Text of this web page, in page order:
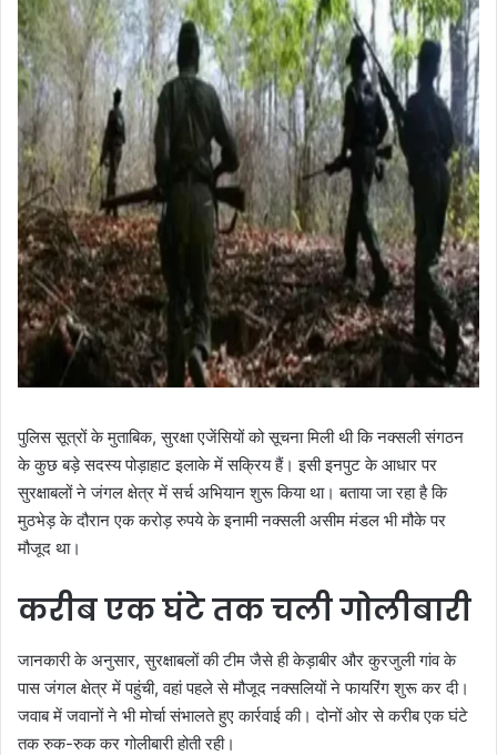
पुलिस सूत्रों के मुताबिक, सुरक्षा एजेंसियों को सूचना मिली थी कि नक्सली संगठन
के कुछ बड़े सदस्य पोड़ाहाट इलाके में सक्रिय हैं। इसी इनपुट के आधार पर
सुरक्षाबलों ने जंगल क्षेत्र में सर्च अभियान शुरू किया था। बताया जा रहा है कि
मुठभेड़ के दौरान एक करोड़ रुपये के इनामी नक्सली असीम मंडल भी मौके पर
मौजूद था।
करीब एक घंटे तक चली गोलीबारी
जानकारी के अनुसार, सुरक्षाबलों की टीम जैसे ही केड़ाबीर और कुरजुली गांव के
पास जंगल क्षेत्र में पहुंची, वहां पहले से मौजूद नक्सलियों ने फायरिंग शुरू कर दी।
जवाब में जवानों ने भी मोर्चा संभालते हुए कार्रवाई की। दोनों ओर से करीब एक घंटे
तक रुक-रुक कर गोलीबारी होती रही।